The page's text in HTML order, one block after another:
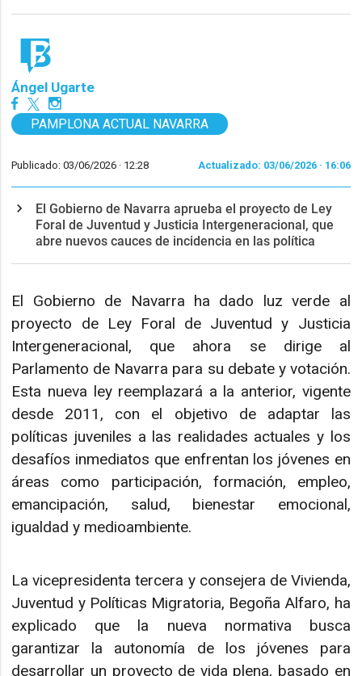
Ángel Ugarte
PAMPLONA ACTUAL NAVARRA
Publicado: 03/06/2026 · 12:28 Actualizado: 03/06/2026 · 16:06
El Gobierno de Navarra aprueba el proyecto de Ley
Foral de Juventud y Justicia Intergeneracional, que
abre nuevos cauces de incidencia en las política
El Gobierno de Navarra ha dado luz verde al
proyecto de Ley Foral de Juventud y Justicia
Intergeneracional, que ahora se dirige al
Parlamento de Navarra para su debate y votación.
Esta nueva ley reemplazará a la anterior, vigente
desde 2011, con el objetivo de adaptar las
políticas juveniles a las realidades actuales y los
desafíos inmediatos que enfrentan los jóvenes en
áreas como participación, formación, empleo,
emancipación, salud, bienestar emocional,
igualdad y medioambiente.
La vicepresidenta tercera y consejera de Vivienda,
Juventud y Políticas Migratoria, Begoña Alfaro, ha
explicado que la nueva normativa busca
garantizar la autonomía de los jóvenes para
desarrollar un proyecto de vida plena, basado en